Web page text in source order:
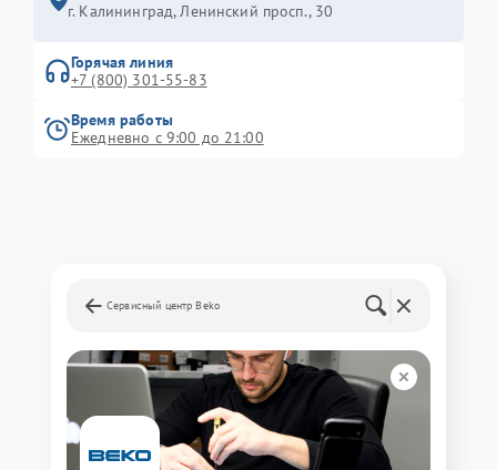
г. Калининград, Ленинский просп., 30
Горячая линия
+7 (800) 301-55-83
Время работы
Ежедневно с 9:00 до 21:00
Сервисный центр Beko